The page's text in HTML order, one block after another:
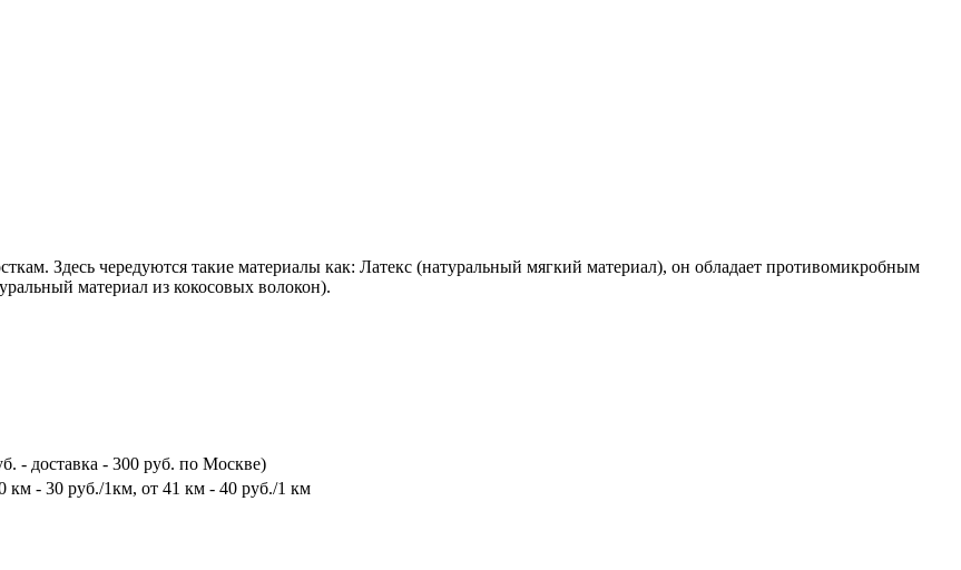
Здесь чередуются такие материалы как: Латекс (натуральный мягкий материал), он обладает противомикробным
материал из кокосовых волокон).
- доставка - 300 руб. по Москве)
- 30 руб./1км, от 41 км - 40 руб./1 км